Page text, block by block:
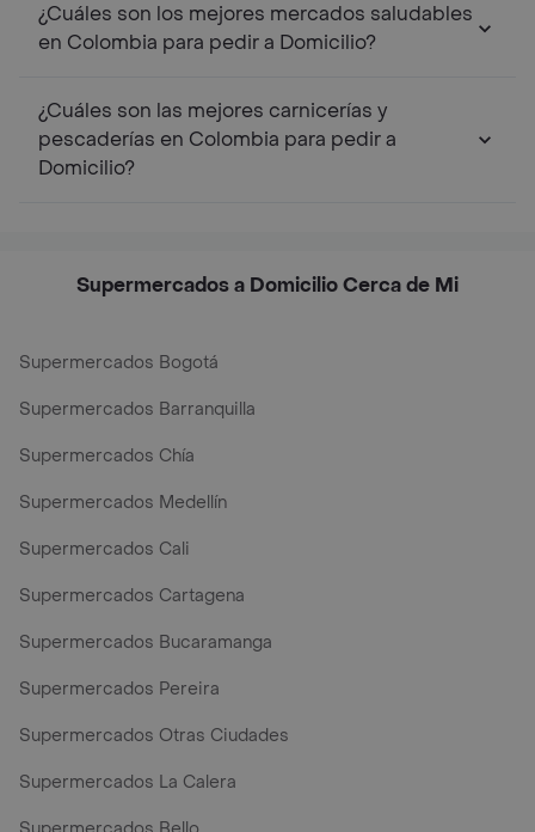
¿Cuáles son los mejores mercados saludables
en Colombia para pedir a Domicilio?
¿Cuáles son las mejores carnicerías y
pescaderías en Colombia para pedir a
Domicilio?
Supermercados a Domicilio Cerca de Mi
Supermercados Bogotá
Supermercados Barranquilla
Supermercados Chía
Supermercados Medellín
Supermercados Cali
Supermercados Cartagena
Supermercados Bucaramanga
Supermercados Pereira
Supermercados Otras Ciudades
Supermercados La Calera